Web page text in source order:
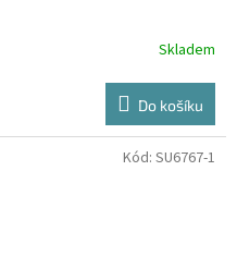
Skladem
Do košíku
Kód: SU6767-1